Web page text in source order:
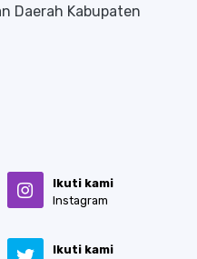
Daerah Kabupaten
Ikuti kami
Instagram
Ikuti kami